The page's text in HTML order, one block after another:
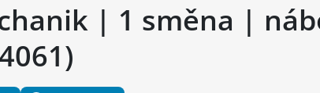
| 1 směna |